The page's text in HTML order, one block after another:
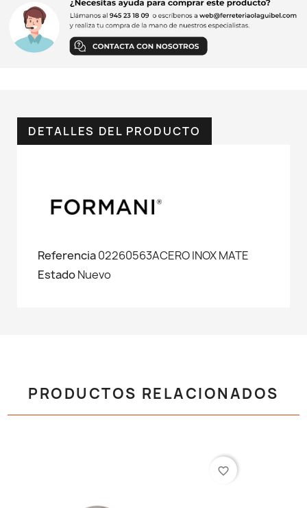
DETALLES DEL PRODUCTO
Referencia02260563ACERO INOX MATE
EstadoNuevo
PRODUCTOS RELACIONADOS
favorite_border